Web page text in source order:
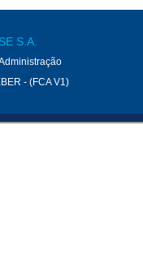
S.A.
- (FCA V1)